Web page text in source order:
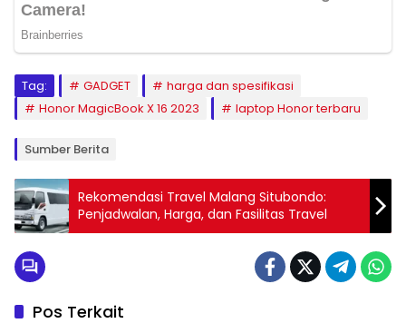
Tag: GADGET
harga dan spesifikasi
Honor MagicBook X 16 2023
laptop Honor terbaru
Sumber Berita
Rekomendasi Travel Malang Situbondo:
Penjadwalan, Harga, dan Fasilitas Travel
Pos Terkait